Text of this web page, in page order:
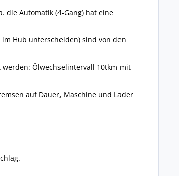
die Automatik (4-Gang) hat eine
im Hub unterscheiden) sind von den
Ölwechselintervall 10tkm mit
auf Dauer, Maschine und Lader